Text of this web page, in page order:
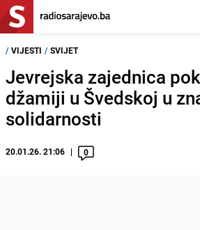
/ VIJESTI / SVIJET
Jevrejska zajednica
džamiji u Švedskoj u
solidarnosti
20.01.26. 21:06 0